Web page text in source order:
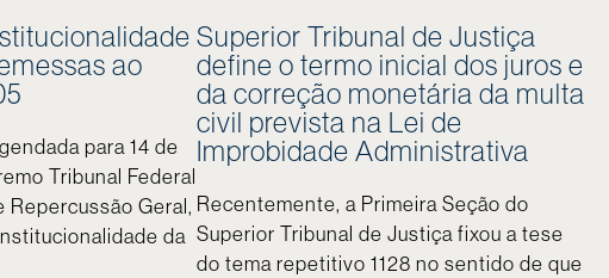
ao
para 14 de
Tribunal Federal
Repercussão Geral,
da
Superior Tribunal de Justiça
define o termo inicial dos juros e
da correção monetária da multa
civil prevista na Lei de
Improbidade Administrativa
Recentemente, a Primeira Seção do
Superior Tribunal de Justiça fixou a tese
do tema repetitivo 1128 no sentido de que